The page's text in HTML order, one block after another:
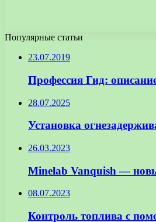
Популярные статьи
23.07.2019
Профессия Гид:
28.07.2025
Установка
26.03.2023
Minelab Vanquish —
08.07.2023
Контроль топлива с